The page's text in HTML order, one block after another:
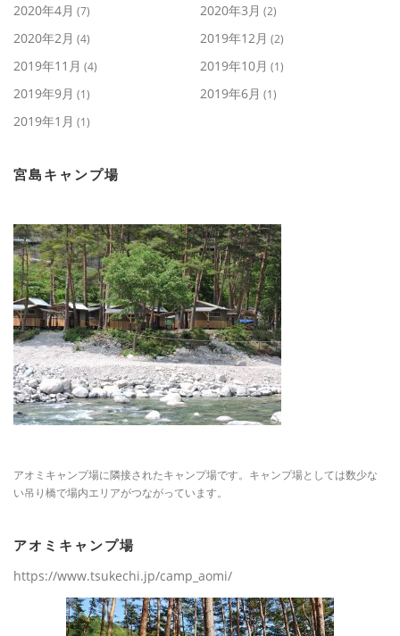
2020年4月 (7) 2020年3月 (2)
2020年2月 (4) 2019年12月 (2)
2019年11月 (4) 2019年10月 (1)
2019年9月 (1) 2019年6月 (1)
2019年1月 (1)
宮島キャンプ場
アオミキャンプ場に隣接されたキャンプ場です。キャンプ場としては数少な
い吊り橋で場内エリアがつながっています。
アオミキャンプ場
https://www.tsukechi.jp/camp_aomi/